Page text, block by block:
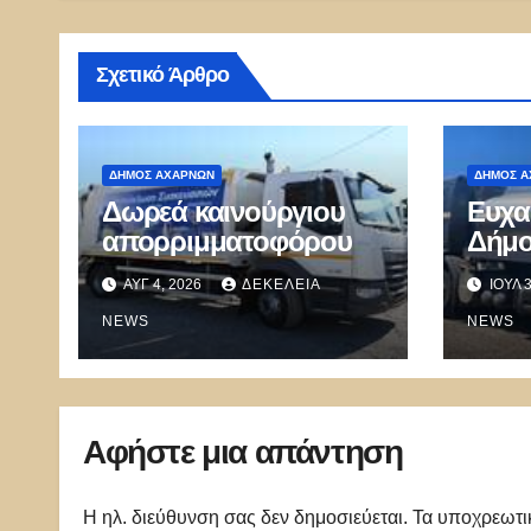
Σχετικό Άρθρο
ΔΉΜΟΣ ΑΧΑΡΝΏΝ
Δωρεά καινούργιου
απορριμματοφόρου
ΑΥΓ 4, 2026 ΔΕΚΈΛΕΙΑ
NEWS
ΔΉΜΟΣ
τον
ΙΟΎΛ
NEWS
Αφήστε μια απάντηση
Η ηλ. διεύθυνση σας δεν δημοσιεύεται. Τα